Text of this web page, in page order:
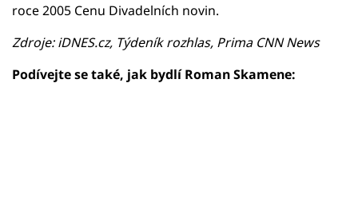
roce 2005 Cenu Divadelních novin.
Zdroje: iDNES.cz, Týdeník rozhlas, Prima CNN News
Podívejte se také, jak bydlí Roman Skamene: